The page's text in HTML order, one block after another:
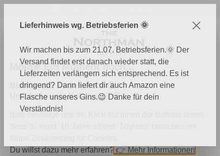
Moin✌️ Ein Moment noch...
Bist du über 18 Jahre alt? 🔞
Und darf es ein Keks sein? 🍪
Du willst dazu mehr erfahren? 👉 Mehr Informationen
Lieferhinweis wg. Betriebsferien 🌞
Wir machen bis zum 21.07. Betriebsferien.🌞 Der
Versand findet erst danach wieder statt, die
Lieferzeiten verlängern sich entsprechend. Es ist
dringend? Dann liefert dir auch Amazon eine
Flasche unseres Gins.😉 Danke für dein
Verständnis!